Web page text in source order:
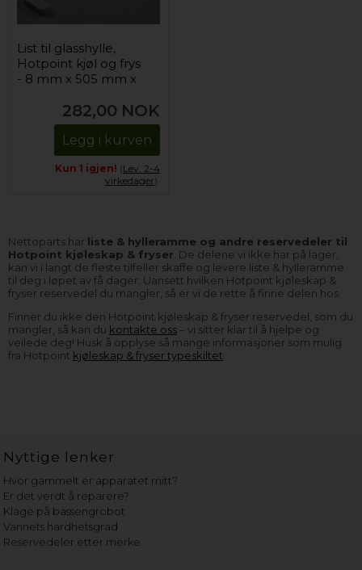
List til glasshylle,
Hotpoint kjøl og frys
- 8 mm x 505 mm x
282,00 NOK
Legg i kurven
Kun 1 igjen! (Lev. 2-4
virkedager).
Nettoparts har liste & hylleramme og andre reservedeler til
Hotpoint kjøleskap & fryser . De delene vi ikke har på lager,
kan vi i langt de fleste tilfeller skaffe og levere liste & hylleramme
til deg i løpet av få dager. Uansett hvilken Hotpoint kjøleskap &
fryser reservedel du mangler, så er vi de rette å finne delen hos.
Finner du ikke den Hotpoint kjøleskap & fryser reservedel, som du
mangler, så kan du kontakte oss– vi sitter klar til å hjelpe og
veilede deg! Husk å opplyse så mange informasjoner som mulig
fra Hotpoint kjøleskap & fryser typeskiltet
Nyttige lenker
Hvor gammelt er apparatet mitt?
Er det verdt å reparere?
Klage på bassengrobot
Vannets hardhetsgrad
Reservedeler etter merke